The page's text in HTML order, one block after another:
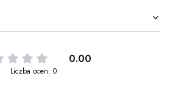
0.00
Liczba ocen: 0